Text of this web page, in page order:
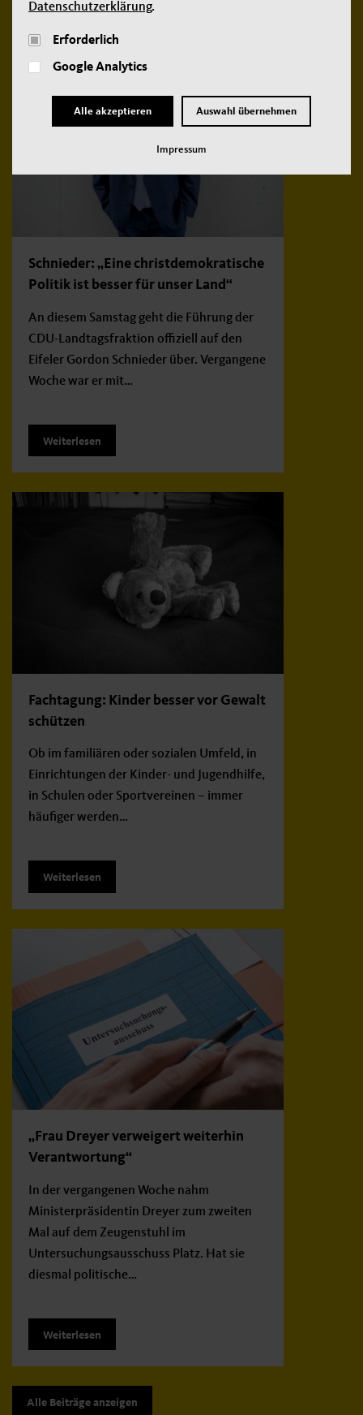
neue Beiträge:
Schnieder: „Eine christdemokratische
Politik ist besser für unser Land“
An diesem Samstag geht die Führung der
CDU-Landtagsfraktion offiziell auf den
Eifeler Gordon Schnieder über. Vergangene
Woche war er mit…
Weiterlesen
Fachtagung: Kinder besser vor Gewalt
schützen
Ob im familiären oder sozialen Umfeld, in
Einrichtungen der Kinder- und Jugendhilfe,
in Schulen oder Sportvereinen – immer
häufiger werden…
Weiterlesen
„Frau Dreyer verweigert weiterhin
Verantwortung“
In der vergangenen Woche nahm
Ministerpräsidentin Dreyer zum zweiten
Mal auf dem Zeugenstuhl im
Untersuchungsausschuss Platz. Hat sie
diesmal politische…
Weiterlesen
Alle Beiträge anzeigen
Datenschutzerklärung.
Erforderlich
Google Analytics
Alle akzeptieren Auswahl übernehmen
Impressum